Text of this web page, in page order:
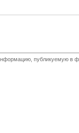
публикуемую